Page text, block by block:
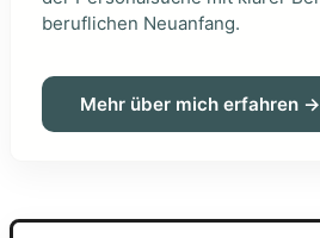
beruflichen Neuanfang.
Mehr über mich erfahren →